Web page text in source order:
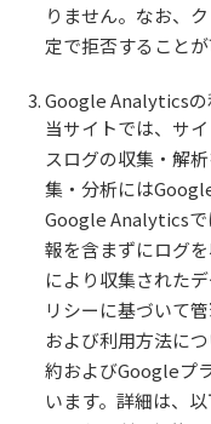
りません。なお、
定で拒否することが
Google Analyticsの
当サイトでは、サ
スログの収集・解
集・分析には
Google Analytics
報を含まずにログ
により収集された
リシーに基づいて
および利用方法に
約およびGoogleプ
います。詳細は、